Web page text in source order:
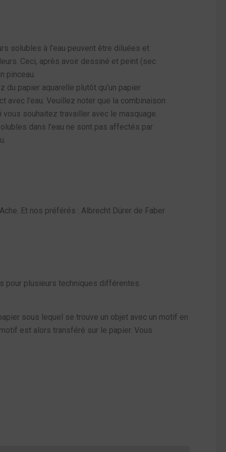
solubles à l’eau peuvent être diluées et
Ceci, après avoir dessiné et peint (sec
pinceau.
papier aquarelle plutôt qu’un papier
avec l’eau. Veuillez noter que la combinaison
souhaitez travailler avec le masquage.
dans l’eau ne sont pas affectés par
Et nos préférés : Albrecht Dürer de Faber
pour plusieurs techniques différentes.
sous lequel se trouve un objet avec un motif en
est alors transféré sur le papier. Vous